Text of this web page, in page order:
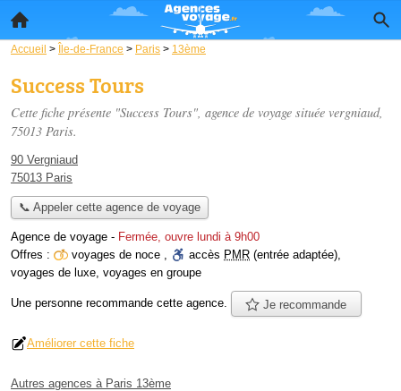
Accueil > Île-de-France > Paris > 13ème
Success Tours
Cette fiche présente "Success Tours", agence de voyage située vergniaud,
75013 Paris.
90 Vergniaud
75013 Paris
📞 Appeler cette agence de voyage
Agence de voyage - Fermée, ouvre lundi à 9h00
Offres :
voyages de noce , accès PMR (entrée adaptée),
voyages de luxe, voyages en groupe
Une personne recommande cette agence. Je recommande
Améliorer cette fiche
Autres agences à Paris 13ème